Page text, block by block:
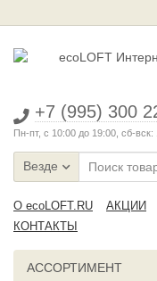
+7 (995) 300
Пн-пт, с 10:00 до 19:00, сб-вск:
Везде
О ecoLOFT.RU АКЦИИ
КОНТАКТЫ
АССОРТИМЕНТ